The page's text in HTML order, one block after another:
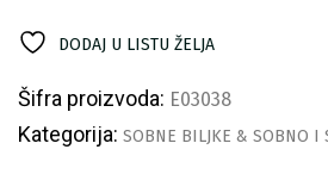
DODAJ U LISTU ŽELJA
Šifra proizvoda: E03038
Kategorija: SOBNE BILJKE & SOBNO I